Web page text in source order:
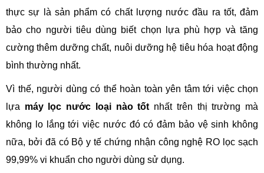
thực sự là sản phẩm có chất lượng nước đầu ra tốt, đảm
bảo cho người tiêu dùng biết chọn lựa phù hợp và tăng
cường thêm dưỡng chất, nuôi dưỡng hệ tiêu hóa hoạt động
bình thường nhất.
Vì thế, người dùng có thể hoàn toàn yên tâm tới việc chọn
lựa máy lọc nước loại nào tốt nhất trên thị trường mà
không lo lắng tới việc nước đó có đảm bảo vệ sinh không
nữa, bởi đã có Bộ y tế chứng nhận công nghệ RO lọc sạch
99,99% vi khuẩn cho người dùng sử dụng.